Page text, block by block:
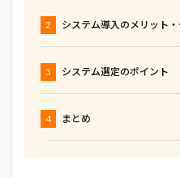
2 システム導入のメリット
3 システム選定のポイント
4 まとめ